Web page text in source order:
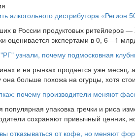
алкогольного дистрибутора «Регион
в России продуктовых ритейлеров
оценивается экспертами в 0, 6—1
узнали, почему подмосковная
и на рынках продается уже
она больше похожа на огурцы, хотя
почему производители меняют
популярная упаковка гречки и риса
сохраняют привычный ценник,
отказываться от кофе, но меняют